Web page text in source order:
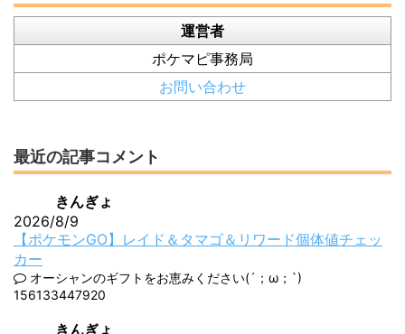
運営者
ポケマピ事務局
お問い合わせ
最近の記事コメント
きんぎょ
2026/8/9
【ポケモンGO】レイド＆タマゴ＆リワード個体値チェッ
カー
オーシャンのギフトをお恵みください(´；ω；`)
156133447920
きんぎょ